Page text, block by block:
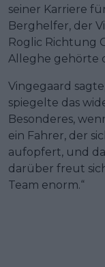
seiner Karriere
Berghelfer, der
Roglic Richtung
Alleghe gehörte
Vingegaard
spiegelte das
Besonderes,
ein Fahrer, der
aufopfert, und
darüber freut
Team enorm.“